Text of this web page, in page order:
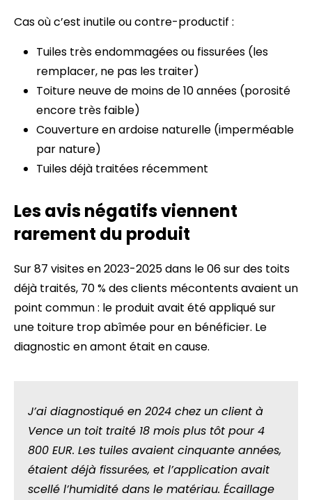
Cas où c’est inutile ou contre-productif :
Tuiles très endommagées ou fissurées (les
remplacer, ne pas les traiter)
Toiture neuve de moins de 10 années (porosité
encore très faible)
Couverture en ardoise naturelle (imperméable
par nature)
Tuiles déjà traitées récemment
Les avis négatifs viennent
rarement du produit
Sur 87 visites en 2023-2025 dans le 06 sur des toits
déjà traités, 70 % des clients mécontents avaient un
point commun : le produit avait été appliqué sur
une toiture trop abîmée pour en bénéficier. Le
diagnostic en amont était en cause.
J’ai diagnostiqué en 2024 chez un client à
Vence un toit traité 18 mois plus tôt pour 4
800 EUR. Les tuiles avaient cinquante années,
étaient déjà fissurées, et l’application avait
scellé l’humidité dans le matériau. Écaillage